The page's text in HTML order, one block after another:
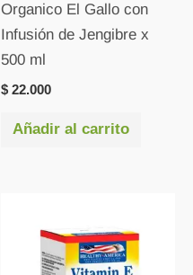
Organico El Gallo con
Infusión de Jengibre x
500 ml
$ 22.000
Añadir al carrito